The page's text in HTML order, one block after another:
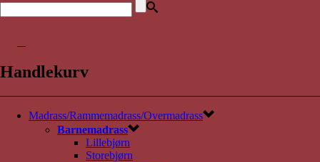
Handlekurv
Madrass/Rammemadrass/Overmadrass
Barnemadrass
Lillebjørn
Storebjørn